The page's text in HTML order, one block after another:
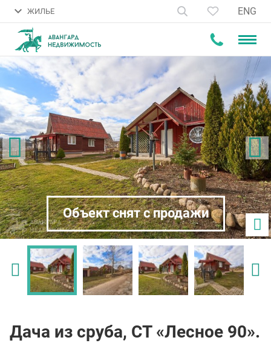
ЖИЛЬЕ ENG
Объект снят с продажи
Дача из сруба, СТ «Лесное 90».